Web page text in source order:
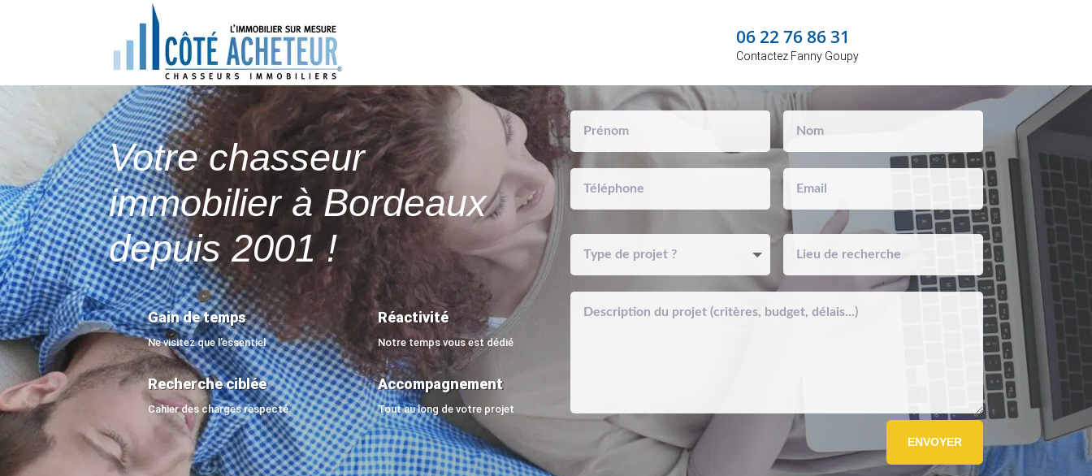
06 22 76 86 31
Contactez Fanny Goupy
Votre chasseur
immobilier à Bordeaux
depuis 2001 !
Gain de temps
Ne visitez que l’essentiel
Réactivité
Notre temps vous est dédié
Recherche ciblée
Cahier des charges respecté
Accompagnement
Tout au long de votre projet
ENVOYER